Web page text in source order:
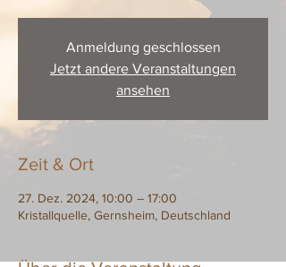
Anmeldung geschlossen
Jetzt andere Veranstaltungen
ansehen
Zeit & Ort
27. Dez. 2024, 10:00 – 17:00
Kristallquelle, Gernsheim, Deutschland